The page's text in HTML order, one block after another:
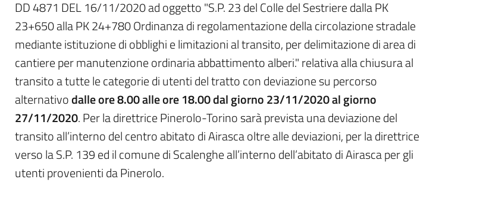
DD 4871 DEL 16/11/2020 ad oggetto "S.P. 23 del Colle del Sestriere dalla PK
23+650 alla PK 24+780 Ordinanza di regolamentazione della circolazione stradale
mediante istituzione di obblighi e limitazioni al transito, per delimitazione di area di
cantiere per manutenzione ordinaria abbattimento alberi." relativa alla chiusura al
transito a tutte le categorie di utenti del tratto con deviazione su percorso
alternativodalle ore 8.00 alle ore 18.00 dal giorno 23/11/2020 al giorno
27/11/2020. Per la direttrice Pinerolo-Torino sarà prevista una deviazione del
transito all’interno del centro abitato di Airasca oltre alle deviazioni, per la direttrice
verso la S.P. 139 ed il comune di Scalenghe all’interno dell’abitato di Airasca per gli
utenti provenienti da Pinerolo.